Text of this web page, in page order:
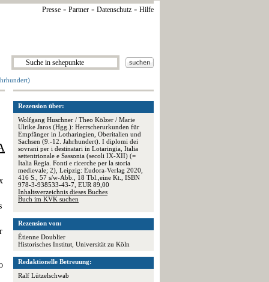
Presse - Partner - Datenschutz - Hilfe
Rezension über:
Wolfgang Huschner / Theo Kölzer / Marie
Ulrike Jaros (Hgg.): Herrscherurkunden für
Empfänger in Lotharingien, Oberitalien und
Sachsen (9.-12. Jahrhundert). I diplomi dei
sovrani per i destinatari in Lotaringia, Italia
settentrionale e Sassonia (secoli IX-XII) (=
Italia Regia. Fonti e ricerche per la storia
medievale; 2), Leipzig: Eudora-Verlag 2020,
416 S., 57 s/w-Abb., 18 Tbl.,eine Kt., ISBN
978-3-938533-43-7, EUR 89,00
Inhaltsverzeichnis dieses Buches
Buch im KVK suchen
Rezension von:
Étienne Doublier
Historisches Institut, Universität zu Köln
Redaktionelle Betreuung:
Ralf Lützelschwab